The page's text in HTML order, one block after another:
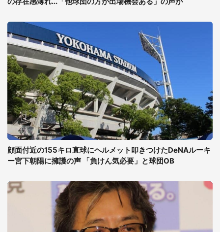
顔面付近の155キロ直球にヘルメット叩きつけたDeNAルーキ
ー宮下朝陽に擁護の声 「負けん気必要」と球団OB